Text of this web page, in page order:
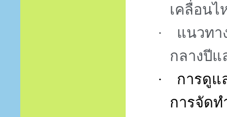
เคลื่อนไ
·
แนวทา
กลางปีแ
·
การดู
การจัด